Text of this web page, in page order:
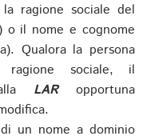
ragione sociale del
o il nome e cognome
Qualora la persona
ragione sociale, il
LARopportuna
un nome a dominio